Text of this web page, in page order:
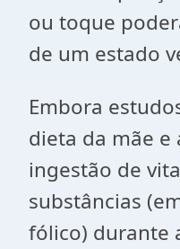
ou toque
de um estado
Embora
dieta da mãe
ingestão de
substâncias
fólico) durante